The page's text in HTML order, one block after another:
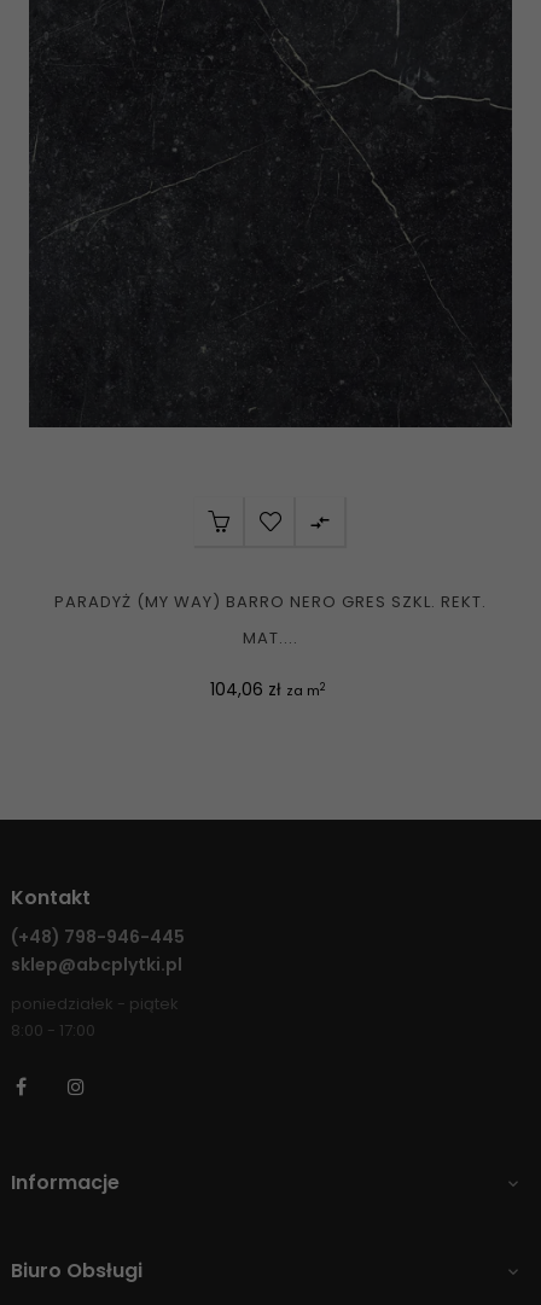

PARADYŻ (MY WAY) BARRO NERO GRES SZKL. REKT.
MAT....
Cena
104,06 zł za m2
Kontakt
(+48) 798-946-445
sklep@abcplytki.pl
poniedziałek - piątek
8:00 - 17:00
Facebook
Informacje 
Biuro Obsługi 